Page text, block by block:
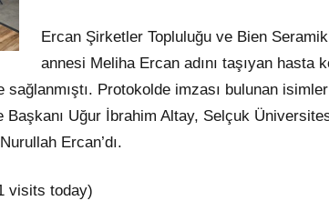
Ercan Şirketler Topluluğu ve Bien
annesi Meliha Ercan adını taşıyan hasta
sağlanmıştı. Protokolde imzası bulunan
Başkanı Uğur İbrahim Altay, Selçuk
Ercan’dı.
visits today)